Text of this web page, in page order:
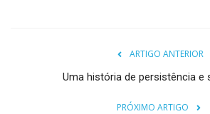
ARTIGO ANTERIOR
Uma história de persistência e
PRÓXIMO ARTIGO